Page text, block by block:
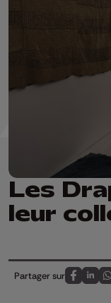
Les
leur
Partager sur
Partagez